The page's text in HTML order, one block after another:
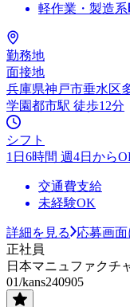
軽作業・製造系
勤務地
面接地
兵庫県神戸市垂水区
学園都市駅 徒歩12分
シフト
1日6時間 週4日から
交通費支給
未経験OK
詳細を見る
応募画
正社員
日本マニュファクチ
01/kans240905